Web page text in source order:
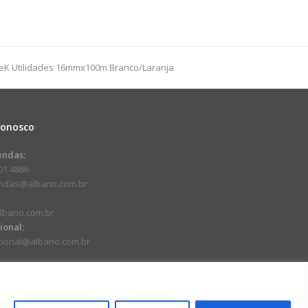
Utilidades 16mmx100m Branco/Laranja
4866